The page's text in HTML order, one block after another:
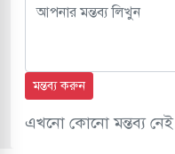
মন্তব্য করুন
এখনো কোনো মন্তব্য